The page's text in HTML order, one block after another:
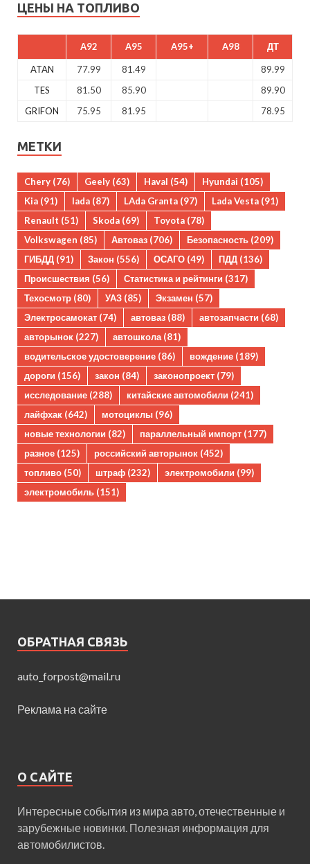
ЦЕНЫ НА ТОПЛИВО
A92 A95 A95+ A98 ДТ
ATAN 77.99 81.49
89.99
TES
81.50 85.90
89.90
GRIFON
75.95 81.95 78.95
МЕТКИ
Chery (76) Geely (63) Haval (54) Hyundai (105)
Kia (91) lada (87) LAda Granta (97) Lada Vesta (91)
Renault (51) Skoda (69) Toyota (78)
Volkswagen (85) Автоваз (706) Безопасность (209)
ГИБДД (91) Закон (556) ОСАГО (49) ПДД (136)
Происшествия (56) Статистика и рейтинги (317)
Техосмотр (80) УАЗ (85) Экзамен (57)
Электросамокат (74) автоваз (88) автозапчасти (68)
авторынок (227) автошкола(81)
водительское удостоверение (86) вождение (189)
дороги (156) закон (84) законопроект (79)
исследование (288) китайские автомобили (241)
лайфхак (642) мотоциклы (96)
новые технологии (82) параллельный импорт (177)
разное (125) российский авторынок (452)
топливо (50) штраф (232) электромобили (99)
электромобиль (151)
ОБРАТНАЯ СВЯЗЬ
auto_forpost@mail.ru
Реклама на сайте
О САЙТЕ
Интересные события из мира авто, отечественные и
зарубежные новинки. Полезная информация для
автомобилистов.